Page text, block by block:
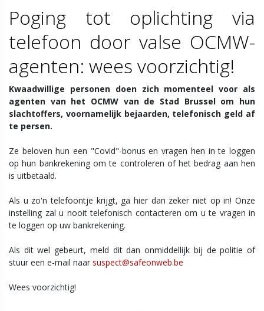
Poging tot oplichting via
telefoon door valse OCMW-
agenten: wees voorzichtig!
Kwaadwillige personen doen zich momenteel voor als
agenten van het OCMW van de Stad Brussel om hun
slachtoffers, voornamelijk bejaarden, telefonisch geld af
te persen.
Ze beloven hun een "Covid"-bonus en vragen hen in te loggen
op hun bankrekening om te controleren of het bedrag aan hen
is uitbetaald.
Als u zo'n telefoontje krijgt, ga hier dan zeker niet op in! Onze
instelling zal u nooit telefonisch contacteren om u te vragen in
te loggen op uw bankrekening.
Als dit wel gebeurt, meld dit dan onmiddellijk bij de politie of
stuur een e-mail naar suspect@safeonweb.be
Wees voorzichtig!